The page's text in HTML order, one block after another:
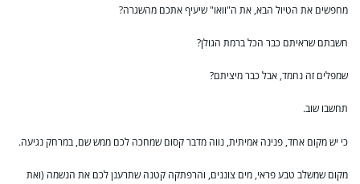
מחפשים את הטיול הבא, את ה"וואו" שיעיף אתכם מהשגרה?
חשבתם שראיתם כבר הכל ברמת הגולן?
שמפלים זה נחמד, אבל כבר מיציתם?
תחשבו שוב.
כי יש מקום אחד, פנינה אמיתית, נווה מדבר קסום שמחכה לכם ממש שם, במרחק נגיעה.
מקום שמשלב טבע פראי, מים צוננים, והרפתקה קטנה שתרענן לכם את הנשמה (ואת